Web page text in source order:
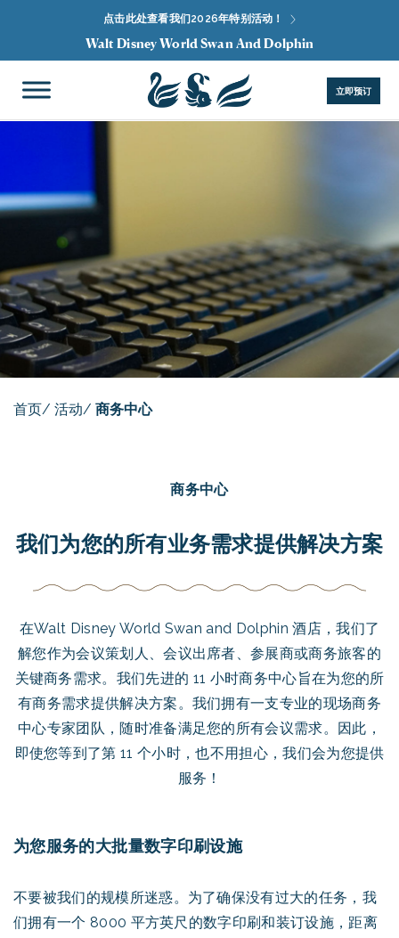
点击此处查看我们2026年特别活动！
Walt Disney World Swan And Dolphin
立即预订
首页/ 活动/ 商务中心
商务中心
我们为您的所有业务需求提供解决方案
在Walt Disney World Swan and Dolphin 酒店，我们了
解您作为会议策划人、会议出席者、参展商或商务旅客的
关键商务需求。我们先进的 11 小时商务中心旨在为您的所
有商务需求提供解决方案。我们拥有一支专业的现场商务
中心专家团队，随时准备满足您的所有会议需求。因此，
即使您等到了第 11 个小时，也不用担心，我们会为您提供
服务！
为您服务的大批量数字印刷设施
不要被我们的规模所迷惑。为了确保没有过大的任务，我
们拥有一个 8000 平方英尺的数字印刷和装订设施，距离